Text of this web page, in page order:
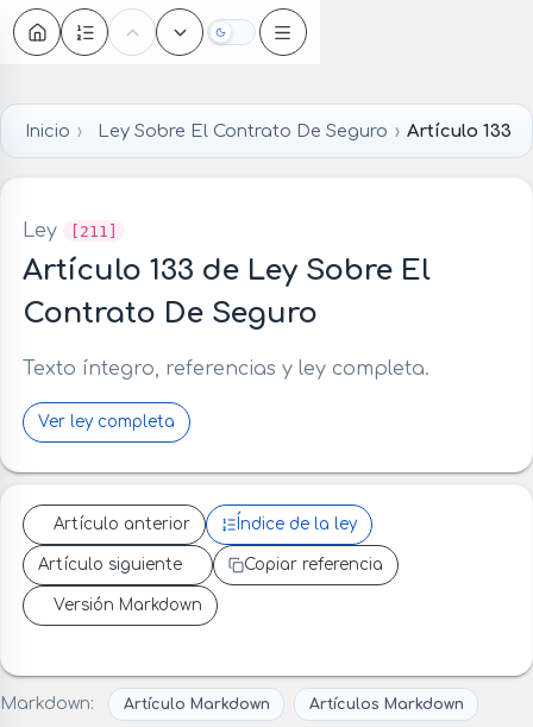
Oscuro
Inicio Ley Sobre El Contrato De Seguro Artículo 133
Ley [211]
Artículo 133 de Ley Sobre El
Contrato De Seguro
Texto íntegro, referencias y ley completa.
Ver ley completa
Artículo anterior Índice de la ley
Artículo siguiente Copiar referencia
Versión Markdown
Markdown: Artículo Markdown Artículos Markdown